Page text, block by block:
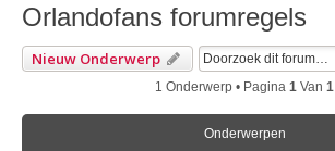
Orlandofans forumregels
Nieuw Onderwerp
1 Onderwerp • Pagina 1 Van 1
Onderwerpen